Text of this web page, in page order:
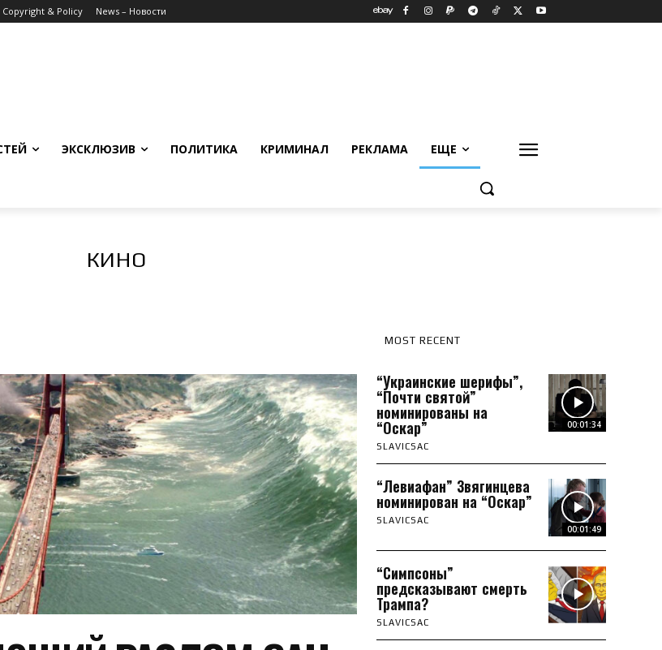
Copyright & Policy News – Новости
ЭКСКЛЮЗИВ ПОЛИТИКА КРИМИНАЛ РЕКЛАМА ЕЩЕ
КИНО
MOST RECENT
00:01:34
“Украинские шерифы”,
“Почти святой”
номинированы на
“Оскар”
SLAVICSAC
00:01:49
“Левиафан” Звягинцева
номинирован на “Оскар”
SLAVICSAC
“Симпсоны”
предсказывают смерть
Трампа?
SLAVICSAC